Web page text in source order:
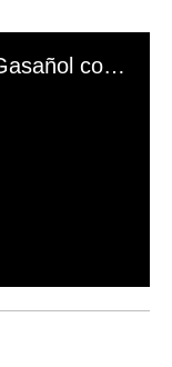
El mal momento de Yanina Gasañol con un hincha argentino en "Subrayado"